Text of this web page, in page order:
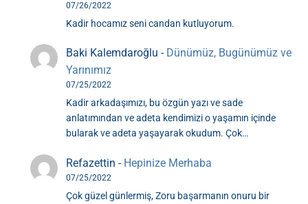
07/26/2022
Kadir hocamız seni candan kutluyorum.
Baki Kalemdaroğlu - Dünümüz, Bugünümüz ve
Yarınımız
07/25/2022
Kadir arkadaşımızı, bu özgün yazı ve sade
anlatımından ve adeta kendimizi o yaşamın içinde
bularak ve adeta yaşayarak okudum. Çok…
Refazettin - Hepinize Merhaba
07/25/2022
Çok güzel günlermiş, Zoru başarmanın onuru bir